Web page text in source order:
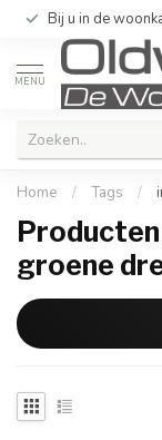
Bij u in de
MENU
Home / Tags /
groene